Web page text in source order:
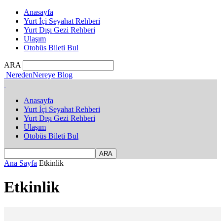
Anasayfa
Yurt İçi Seyahat Rehberi
Yurt Dışı Gezi Rehberi
Ulaşım
Otobüs Bileti Bul
ARA
NeredenNereye Blog
Anasayfa
Yurt İçi Seyahat Rehberi
Yurt Dışı Gezi Rehberi
Ulaşım
Otobüs Bileti Bul
Ana Sayfa Etkinlik
Etkinlik